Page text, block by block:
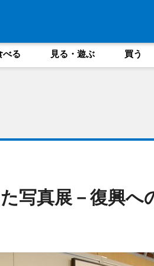
べる 見る・遊ぶ 買う
写真展－復興へ